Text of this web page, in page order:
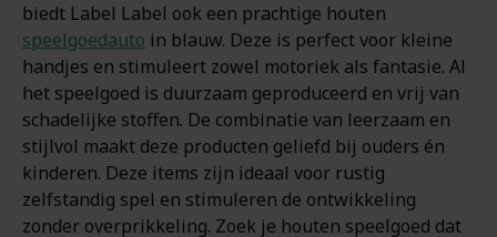
biedt Label Label ook een prachtige houten
speelgoedauto in blauw. Deze is perfect voor kleine
handjes en stimuleert zowel motoriek als fantasie. Al
het speelgoed is duurzaam geproduceerd en vrij van
schadelijke stoffen. De combinatie van leerzaam en
stijlvol maakt deze producten geliefd bij ouders én
kinderen. Deze items zijn ideaal voor rustig
zelfstandig spel en stimuleren de ontwikkeling
zonder overprikkeling. Zoek je houten speelgoed dat